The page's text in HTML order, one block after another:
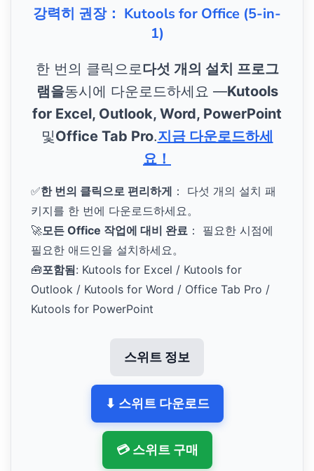
강력히 권장： Kutools for Office (5-in-
1)
한 번의 클릭으로다섯 개의 설치 프로그
램을동시에 다운로드하세요 —Kutools
for Excel, Outlook, Word, PowerPoint
및Office Tab Pro.지금 다운로드하세
요！
✅한 번의 클릭으로 편리하게 ： 다섯 개의 설치 패
키지를 한 번에 다운로드하세요。
🚀모든 Office 작업에 대비 완료 ： 필요한 시점에
필요한 애드인을 설치하세요。
🧰포함됨: Kutools for Excel / Kutools for
Outlook / Kutools for Word / Office Tab Pro /
Kutools for PowerPoint
스위트 정보
⬇ 스위트 다운로드
💳 스위트 구매